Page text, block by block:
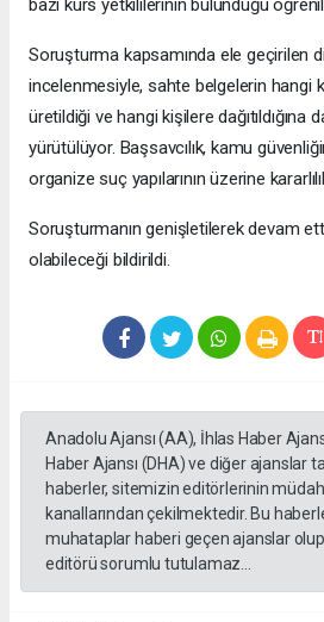
Soruşturma kapsamında ele geçirilen
incelenmesiyle, sahte belgelerin hangi
üretildiği ve hangi kişilere dağıtıldığına
yürütülüyor. Başsavcılık, kamu
organize suç yapılarının üzerine
Soruşturmanın genişletilerek devam
olabileceği bildirildi.
Anadolu Ajansı (AA), İhlas Haber
Haber Ajansı (DHA) ve diğer ajanslar
haberler, sitemizin editörlerinin
kanallarından çekilmektedir. Bu
muhataplar haberi geçen ajanslar
editörü sorumlu tutulamaz...